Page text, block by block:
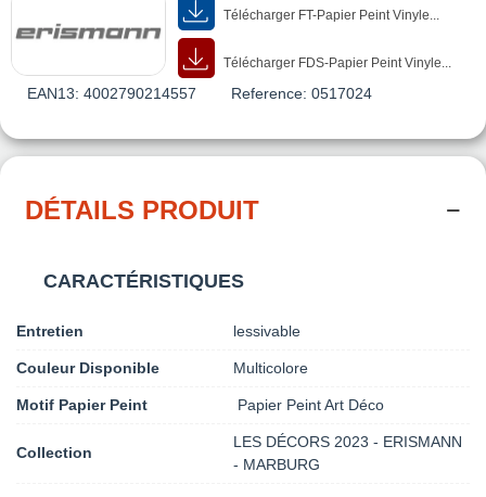
Télécharger FT-Papier Peint Vinyle...
Télécharger FDS-Papier Peint Vinyle...
EAN13: 4002790214557 Reference: 0517024
DÉTAILS PRODUIT
CARACTÉRISTIQUES
Entretien lessivable
Couleur Disponible Multicolore
Motif Papier Peint Papier Peint Art Déco
Collection
LES DÉCORS 2023 - ERISMANN
- MARBURG